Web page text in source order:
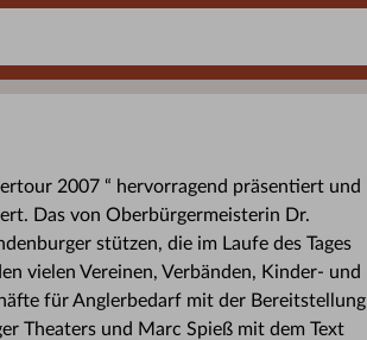
2007 “ hervorragend präsentiert und
Das von Oberbürgermeisterin Dr.
stützen, die im Laufe des Tages
vielen Vereinen, Verbänden, Kinder- und
für Anglerbedarf mit der Bereitstellung
Theaters und Marc Spieß mit dem Text